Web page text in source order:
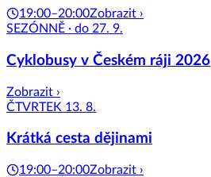
19:00–20:00Zobrazit ›
SEZÓNNĚ · do 27. 9.
Cyklobusy v Českém ráji 2026
Zobrazit ›
ČTVRTEK 13. 8.
Krátká cesta dějinami
19:00–20:00Zobrazit ›